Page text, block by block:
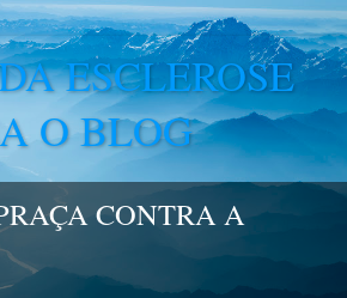
ESCLEROSE
O BLOG
CONTRA A